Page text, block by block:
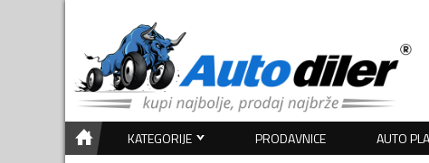
KATEGORIJE PRODAVNICE AUTO